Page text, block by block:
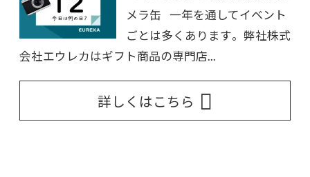
メラ缶 一年を通してイベント
ごとは多くあります。 弊社株式
会社エウレカはギフト商品の専門店...
詳しくはこちら